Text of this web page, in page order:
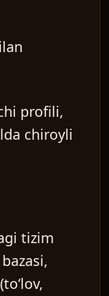
profili,
chiroyli
tizim